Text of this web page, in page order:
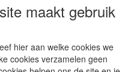
maakt gebruik
hier aan welke cookies we
cookies verzamelen geen